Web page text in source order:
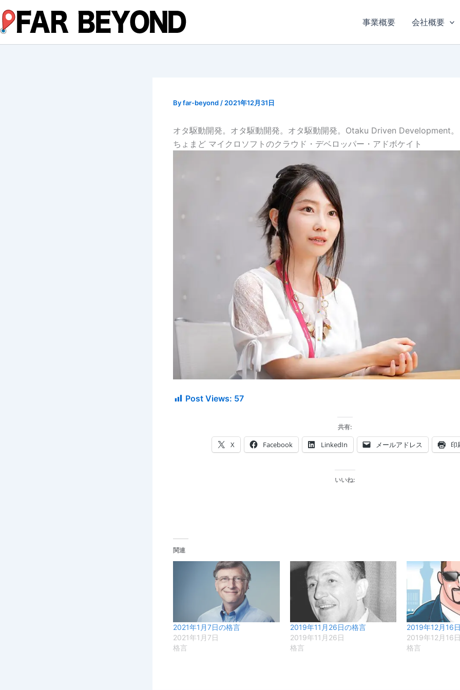
容
を
ス
事業概要 会社概要
Byfar-beyond / 2021年12月31日
オタ駆動開発。オタ駆動開発。オタ駆動開発。Otaku Driven Development。
ちょまど マイクロソフトのクラウド・デベロッパー・アドボケイト
Post Views: 57
共有:
X Facebook LinkedIn メールアドレス 印
いいね:
関連
2021年1月7日の格言
2021年1月7日
格言
2019年11月26日の格言
2019年11月26日
格言
2019年12月16
2019年12月16
格言